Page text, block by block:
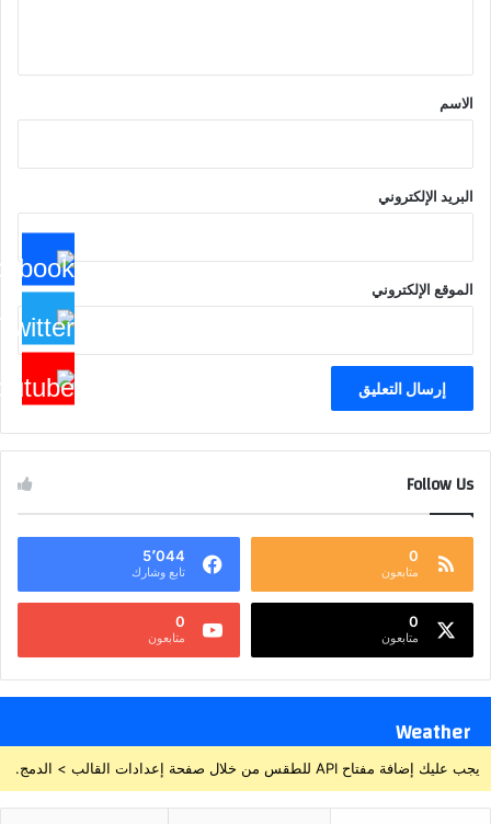
*
الاسم
البريد الإلكتروني
الموقع الإلكتروني
Follow Us
0
متابعون
5٬044
تابع وشارك
0
متابعون
0
متابعون
Weather
يجب عليك إضافة مفتاح API للطقس من خلال صفحة إعدادات القالب > الدمج.